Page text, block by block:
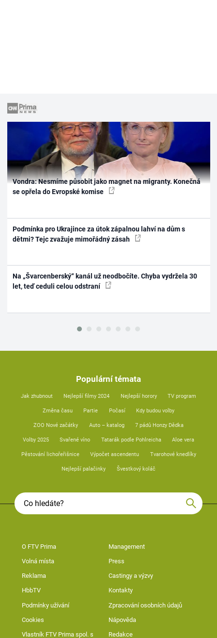
Vondra: Nesmíme působit jako magnet na migranty. Konečná
se opřela do Evropské komise
Podmínka pro Ukrajince za útok zápalnou lahví na dům s
dětmi? Tejc zvažuje mimořádný zásah
Na „Švarcenberský“ kanál už neodbočíte. Chyba vydržela 30
let, teď ceduli celou odstraní
Populární témata
Jak zhubnout Nejlepší filmy 2024 Nejlepší horory TV program
Změna času Partie Počasí Kdy budou volby
ZOO Nové začátky Auto – katalog 7 pádů Honzy Dědka
Volby 2025 Svařené víno Tatarák podle Pohlreicha Aloe vera
Pěstování lichořeřišnice Výpočet ascendentu Tvarohové knedlíky
Nejlepší palačinky Švestkový koláč
O FTV Prima Management
Volná místa Press
Reklama Castingy a výzvy
HbbTV Kontakty
Podmínky užívání Zpracování osobních údajů
Cookies Nápověda
Vlastník FTV Prima spol. s Redakce